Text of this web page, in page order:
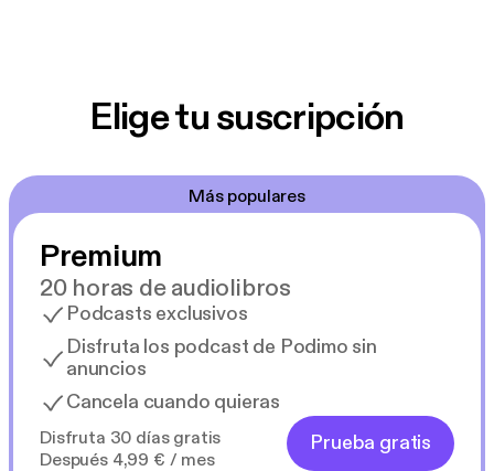
Elige tu suscripción
Más populares
Premium
20 horas de audiolibros
Podcasts exclusivos
Disfruta los podcast de Podimo sin
anuncios
Cancela cuando quieras
Disfruta 30 días gratis
Después 4,99 € / mes
Prueba gratis